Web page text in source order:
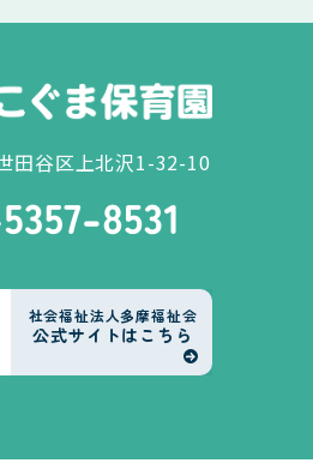
田谷区上北沢1-32-10
社会福祉法人多摩福祉会
公式サイトはこちら